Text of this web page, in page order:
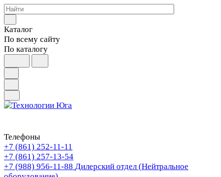
Каталог
По всему сайту
По каталогу
Телефоны
+7 (861) 252-11-11
+7 (861) 257-13-54
+7 (988) 956-11-88 Дилерский отдел (Нейтральное